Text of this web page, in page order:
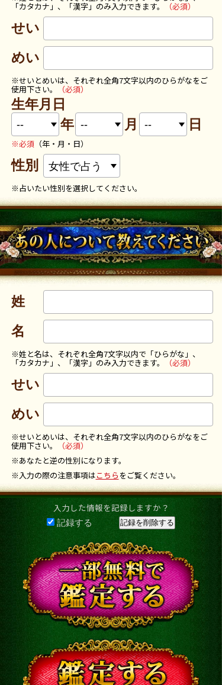
「カタカナ」、「漢字」のみ入力できます。 （必須）
せい
めい
※せいとめいは、それぞれ全角7文字以内のひらがなをご
使用下さい。 （必須）
生年月日
年
月 日
※必須（年・月・日）
性別
※占いたい性別を選択してください。
姓
名
※姓と名は、それぞれ全角7文字以内で「ひらがな」、
「カタカナ」、「漢字」のみ入力できます。 （必須）
せい
めい
※せいとめいは、それぞれ全角7文字以内のひらがなをご
使用下さい。
（必須）
※あなたと逆の性別になります。
※入力の際の注意事項はこちらをご覧ください。
入力した情報を記録しますか？
記録する